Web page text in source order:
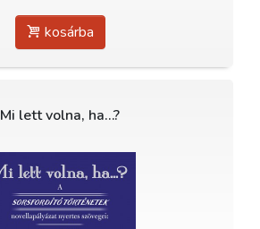
kosárba
Mi lett volna, ha…?